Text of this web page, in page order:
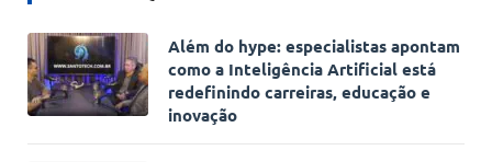
Além do hype: especialistas apontam
como a Inteligência Artificial está
redefinindo carreiras, educação e
inovação